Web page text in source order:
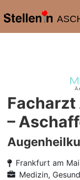
–
Frankfurt am
Medizin,